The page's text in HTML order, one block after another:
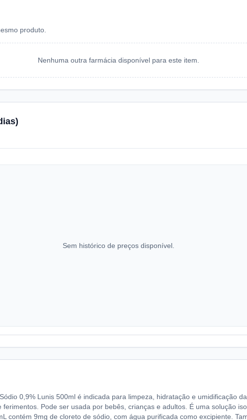
produto.
Nenhuma outra farmácia disponível para este item.
Sem histórico de preços disponível.
0,9% Lunis 500ml é indicada para limpeza, hidratação e umidificação
Pode ser usada por bebês, crianças e adultos. É uma solução
contém 9mg de cloreto de sódio, com água purificada como excipiente.